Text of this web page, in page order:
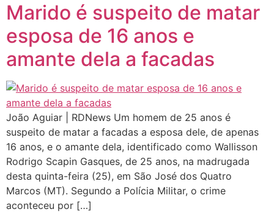
Marido é suspeito de matar
esposa de 16 anos e
amante dela a facadas
João Aguiar | RDNews Um homem de 25 anos é
suspeito de matar a facadas a esposa dele, de apenas
16 anos, e o amante dela, identificado como Wallisson
Rodrigo Scapin Gasques, de 25 anos, na madrugada
desta quinta-feira (25), em São José dos Quatro
Marcos (MT). Segundo a Polícia Militar, o crime
aconteceu por […]